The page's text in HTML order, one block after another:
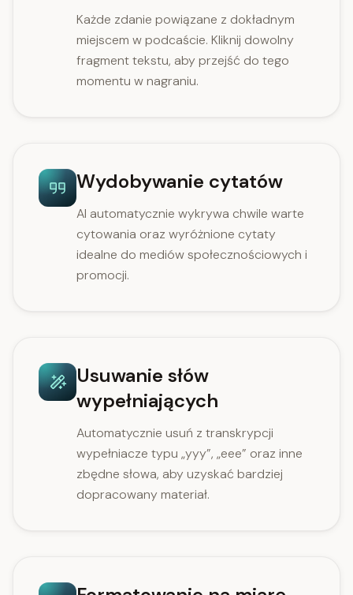
Każde zdanie powiązane z dokładnym
miejscem w podcaście. Kliknij dowolny
fragment tekstu, aby przejść do tego
momentu w nagraniu.
Wydobywanie cytatów
AI automatycznie wykrywa chwile warte
cytowania oraz wyróżnione cytaty
idealne do mediów społecznościowych i
promocji.
Usuwanie słów
wypełniających
Automatycznie usuń z transkrypcji
wypełniacze typu „yyy”, „eee” oraz inne
zbędne słowa, aby uzyskać bardziej
dopracowany materiał.